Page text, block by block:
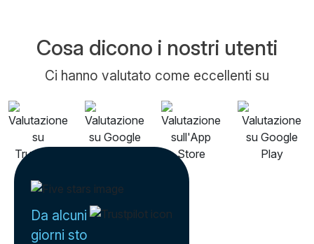
Cosa dicono i nostri utenti
Ci hanno valutato come eccellenti su
Da alcuni
giorni sto